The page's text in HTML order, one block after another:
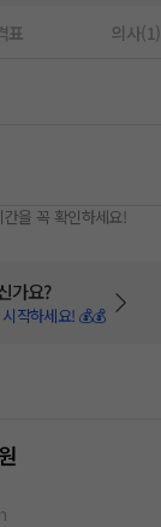
표 의사(1)
을 꼭 확인하세요!
가요?
작하세요! 💰💰